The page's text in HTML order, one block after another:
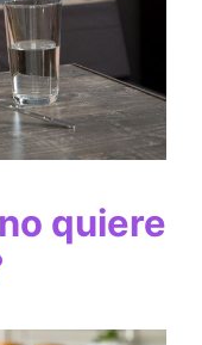
quiere